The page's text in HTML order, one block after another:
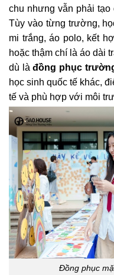
chu nhưng vẫn phải
Tùy vào từng trường,
mi trắng, áo polo, kết
hoặc thậm chí là áo dài
dù làđồng phục
học sinh quốc tế khác,
tế và phù hợp với môi
Đồng phục